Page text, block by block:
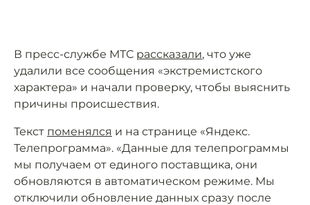
В пресс-службе МТС рассказали, что уже
удалили все сообщения «экстремистского
характера» и начали проверку, чтобы выяснить
причины происшествия.
Текст поменялся и на странице «Яндекс.
Телепрограмма». «Данные для телепрограммы
мы получаем от единого поставщика, они
обновляются в автоматическом режиме. Мы
отключили обновление данных сразу после